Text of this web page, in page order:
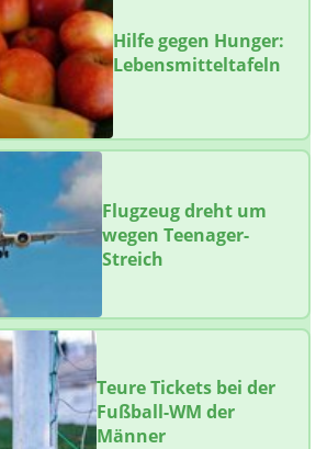
Hilfe gegen Hunger:
Lebensmitteltafeln
Flugzeug dreht um
wegen Teenager-
Streich
Teure Tickets bei der
Fußball-WM der
Männer